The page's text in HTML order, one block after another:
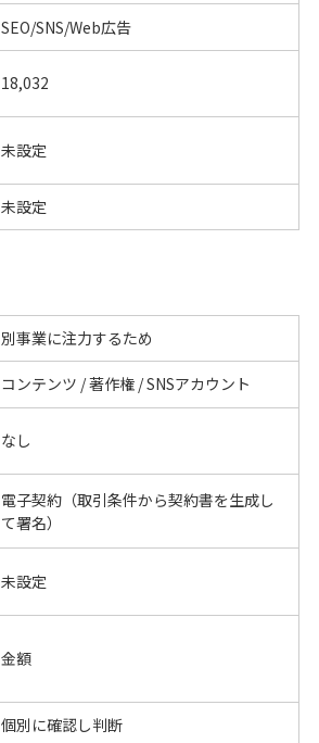
SEO/SNS/Web広告
18,032
未設定
未設定
別事業に注力するため
コンテンツ / 著作権 / SNSアカウント
なし
電子契約（取引条件から契約書を生成し
て署名）
未設定
金額
個別に確認し判断